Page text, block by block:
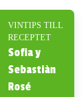
VINTIPS TILL
RECEPTET
Sofia y
Sebastiàn
Rosé